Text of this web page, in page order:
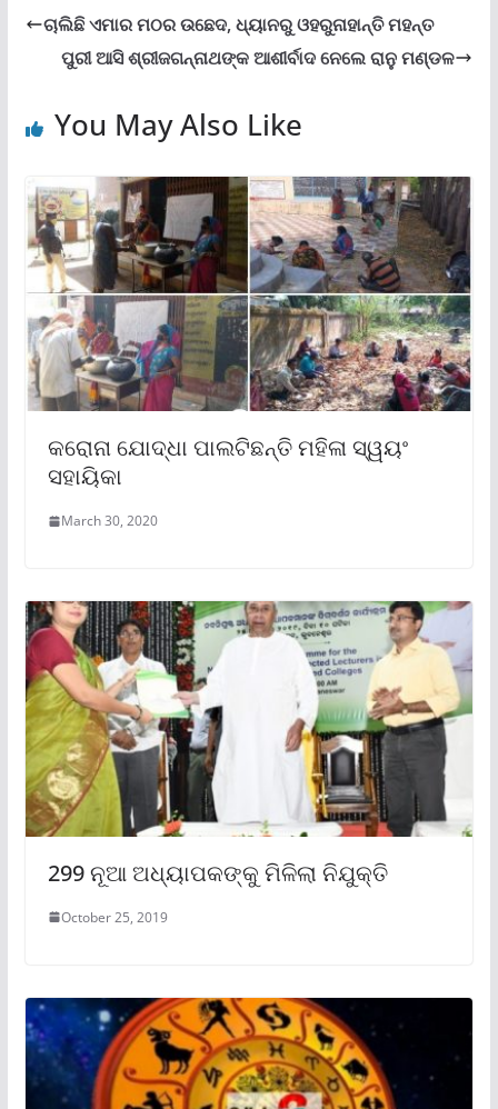
ଚାଲିଛି ଏମାର ମଠର ଉଛେଦ, ଧ୍ୟାନରୁ ଓହରୁନାହାନ୍ତି ମହନ୍ତ
ପୁରୀ ଆସି ଶ୍ରୀଜଗନ୍ନାଥଙ୍କ ଆଶୀର୍ବାଦ ନେଲେ ରାନୁ ମଣ୍ଡଳ
You May Also Like
କରୋନା ଯୋଦ୍ଧା ପାଲଟିଛନ୍ତି ମହିଳା ସ୍ୱୟଂ
ସହାୟିକା
March 30, 2020
299 ନୂଆ ଅଧ୍ୟାପକଙ୍କୁ ମିଳିଲା ନିଯୁକ୍ତି
October 25, 2019